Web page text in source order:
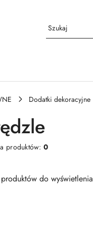
Dodatki dekoracyjne
produktów:0
do wyświetlenia